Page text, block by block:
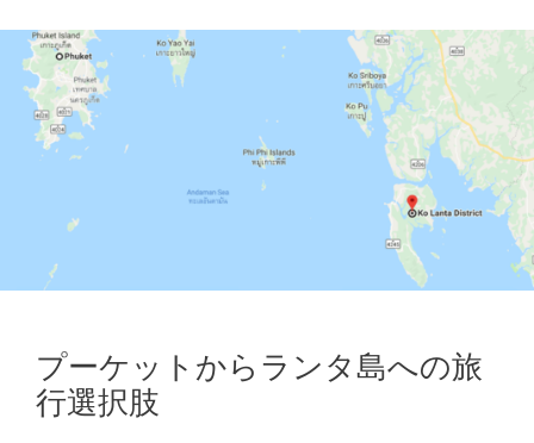
プーケットからランタ島への旅
行選択肢